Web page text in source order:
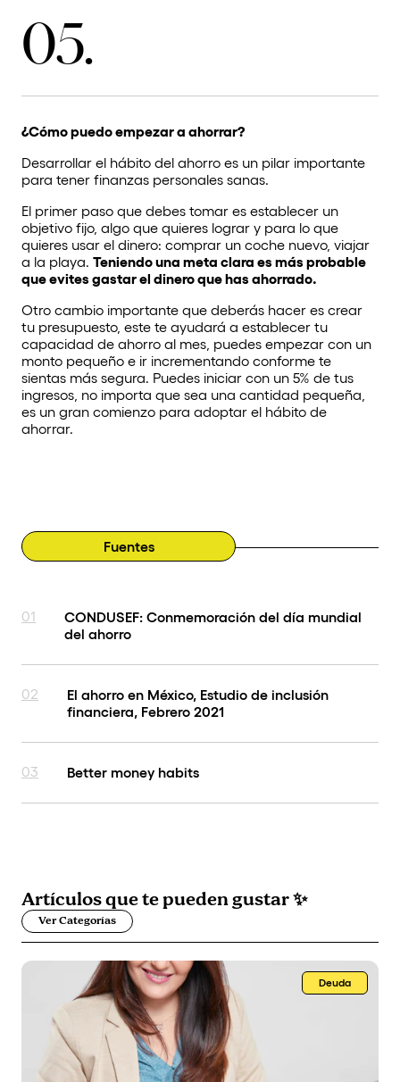
05.
¿Cómo puedo empezar a ahorrar?
Desarrollar el hábito del ahorro es un pilar importante
para tener finanzas personales sanas.
El primer paso que debes tomar es establecer un
objetivo fijo, algo que quieres lograr y para lo que
quieres usar el dinero: comprar un coche nuevo, viajar
a la playa. Teniendo una meta clara es más probable
que evites gastar el dinero que has ahorrado.
Otro cambio importante que deberás hacer es crear
tu presupuesto, este te ayudará a establecer tu
capacidad de ahorro al mes, puedes empezar con un
monto pequeño e ir incrementando conforme te
sientas más segura. Puedes iniciar con un 5% de tus
ingresos, no importa que sea una cantidad pequeña,
es un gran comienzo para adoptar el hábito de
ahorrar.
Fuentes
01
CONDUSEF: Conmemoración del día mundial
del ahorro
02
El ahorro en México, Estudio de inclusión
financiera, Febrero 2021
03 Better money habits
Artículos quete pueden gustar✨
Ver Categorías
Deuda